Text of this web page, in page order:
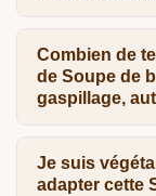
Combien de
de Soupe de
gaspillage,
Je suis
adapter cette